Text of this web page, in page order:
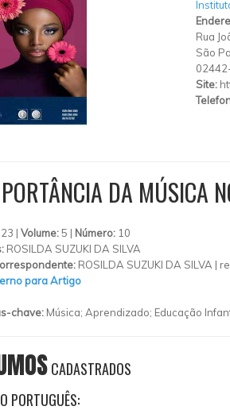
Rua
São
Site:
DA MÚSICA
| Volume:5 | Número: 10
ROSILDA SUZUKI DA SILVA
ROSILDA SUZUKI DA SILVA |
para Artigo
chave: Música; Aprendizado; Educação
CADASTRADOS
PORTUGUÊS: